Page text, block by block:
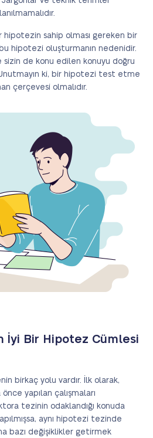
hipotezin sahip olması gereken bir
hipotezi oluşturmanın nedenidir.
sizin de konu edilen konuyu doğru
Unutmayın ki, bir hipotezi test etme
çerçevesi olmalıdır.
İyi Bir Hipotez Cümlesi
birkaç yolu vardır. İlk olarak,
yapılan çalışmaları
tezinin odaklandığı konuda
aynı hipotezi tezinde
bazı değişiklikler getirmek